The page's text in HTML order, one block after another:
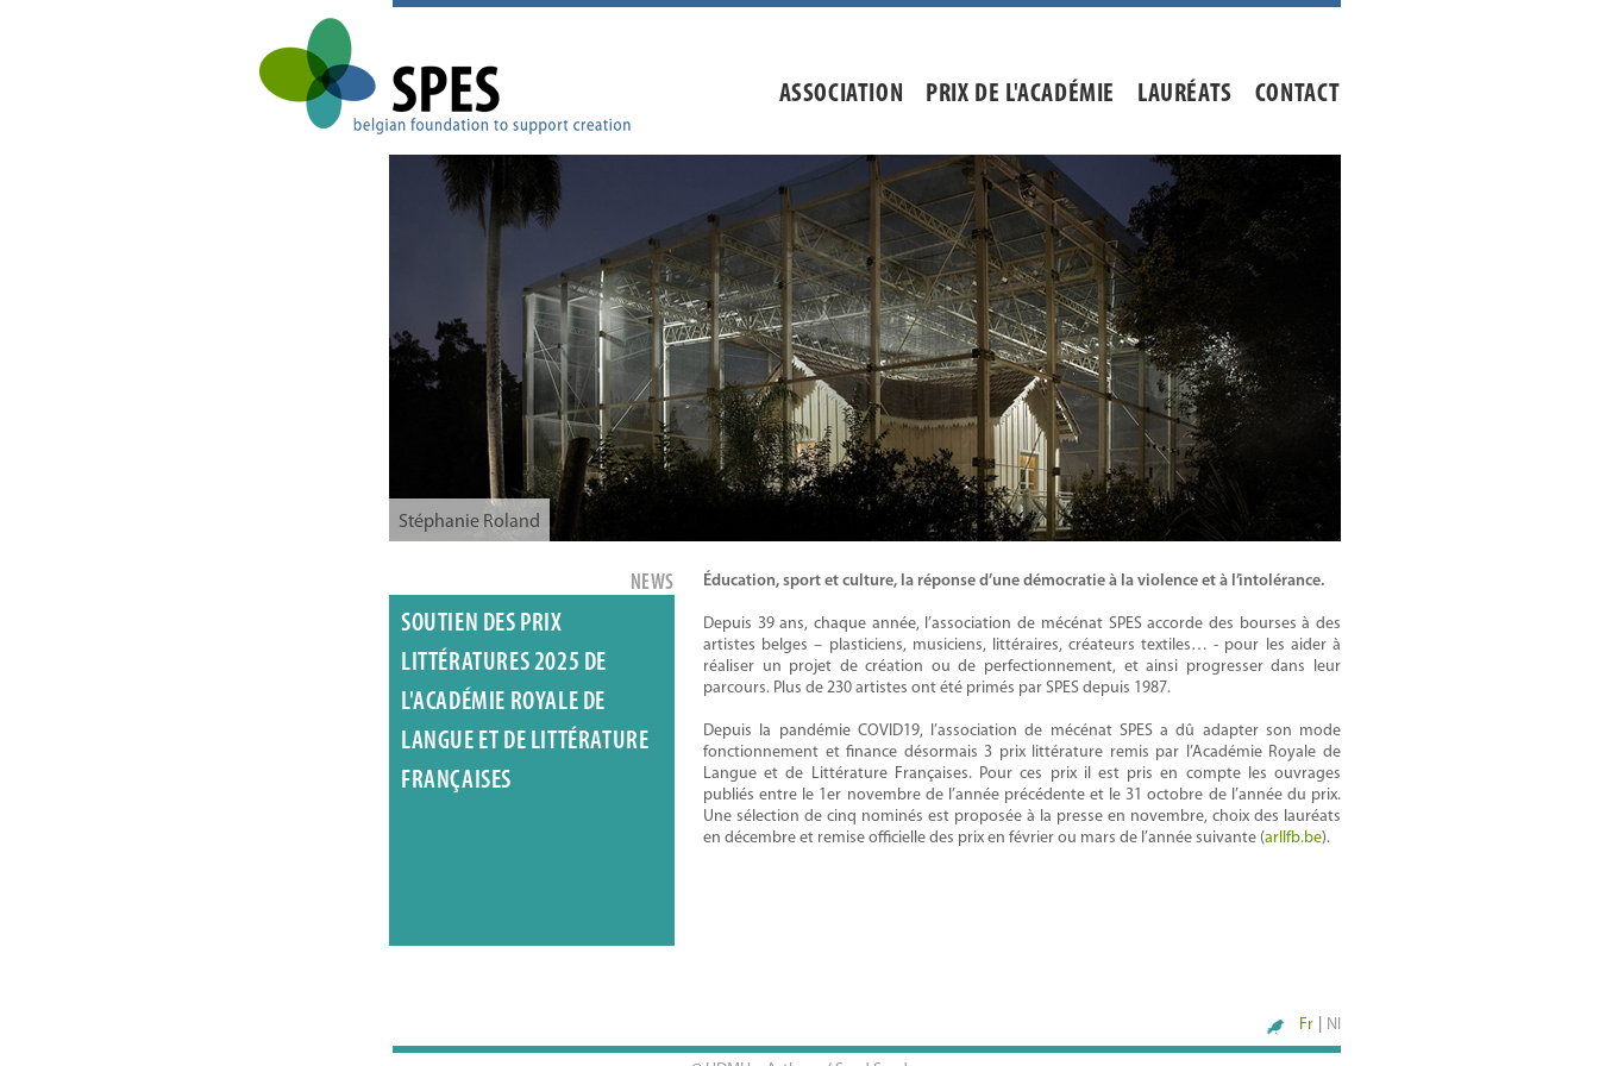
ASSOCIATION PRIX DE L'ACADÉMIE LAURÉATS CONTACT
Stéphanie Roland
NEWS
SOUTIEN DES PRIX
LITTÉRATURES 2025 DE
L'ACADÉMIE ROYALE DE
LANGUE ET DE LITTÉRATURE
FRANÇAISES
Éducation, sport et culture, la réponse d’une démocratie à la violence et à l’intolérance.
Depuis 39 ans, chaque année, l’association de mécénat SPES accorde des bourses à des
artistes belges – plasticiens, musiciens, littéraires, créateurs textiles… - pour les aider à
réaliser un projet de création ou de perfectionnement, et ainsi progresser dans leur
parcours. Plus de 230 artistes ont été primés par SPES depuis 1987.
Depuis la pandémie COVID19, l’association de mécénat SPES a dû adapter son mode
fonctionnement et finance désormais 3 prix littérature remis par l’Académie Royale de
Langue et de Littérature Françaises. Pour ces prix il est pris en compte les ouvrages
publiés entre le 1er novembre de l’année précédente et le 31 octobre de l’année du prix.
Une sélection de cinq nominés est proposée à la presse en novembre, choix des lauréats
en décembre et remise officielle des prix en février ou mars de l’année suivante (arllfb.be).
Fr Nl